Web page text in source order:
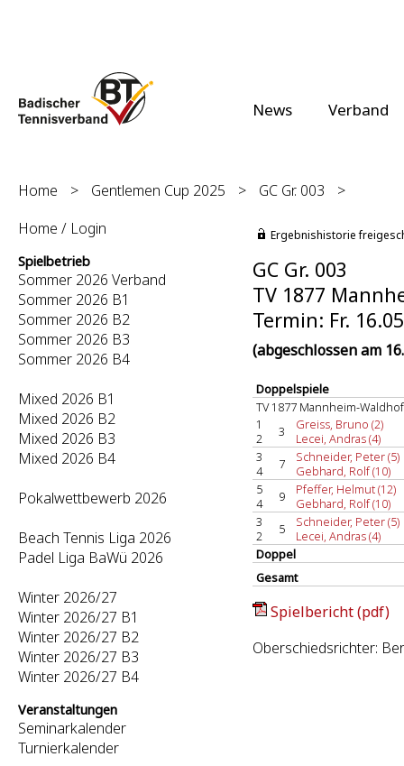
News Verband
Home > Gentlemen Cup 2025 > GC Gr. 003
>
Home / Login
Spielbetrieb
Sommer 2026 Verband
Sommer 2026 B1
Sommer 2026 B2
Sommer 2026 B3
Sommer 2026 B4
Mixed 2026 B1
Mixed 2026 B2
Mixed 2026 B3
Mixed 2026 B4
Pokalwettbewerb 2026
Beach Tennis Liga 2026
Padel Liga BaWü 2026
Winter 2026/27
Winter 2026/27 B1
Winter 2026/27 B2
Winter 2026/27 B3
Winter 2026/27 B4
Veranstaltungen
Seminarkalender
Turnierkalender
Ergebnishistorie
GC Gr. 003
TV 1877
Termin: Fr.
(abgeschlossen am
Doppelspiele
TV 1877 Mannheim-
1
2
3
Greiss, Bruno (2)
Lecei, Andras (4)
3
4
7
Schneider, Peter (5)
Gebhard, Rolf (10)
5
4
9
Pfeffer, Helmut (12)
Gebhard, Rolf (10)
3
2
5
Schneider, Peter (5)
Lecei, Andras (4)
Doppel
Gesamt
Spielbericht (pdf)
Oberschiedsrichter: